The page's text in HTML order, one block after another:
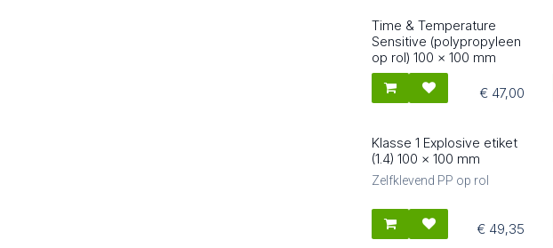
80518
Time & Temperature
Sensitive (polypropyleen
op rol) 100 x 100 mm
€ 47,00
81506
Klasse 1 Explosive etiket
(1.4) 100 x 100 mm
Zelfklevend PP op rol
€ 49,35